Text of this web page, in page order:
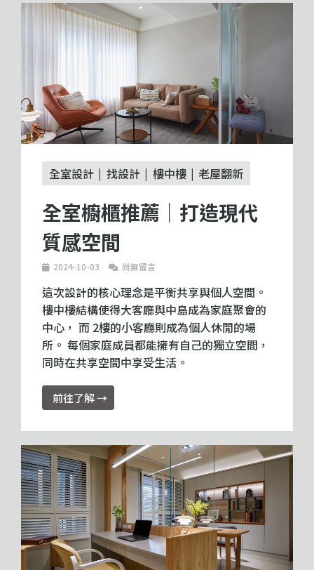
全室設計 找設計 樓中樓 老屋翻新
全室櫥櫃推薦｜打造現代
質感空間
2024-10-03 尚無留言
這次設計的核心理念是平衡共享與個人空間。
樓中樓結構使得大客廳與中島成為家庭聚會的
中心， 而 2樓的小客廳則成為個人休閒的場
所。 每個家庭成員都能擁有自己的獨立空間，
同時在共享空間中享受生活。
前往了解 →